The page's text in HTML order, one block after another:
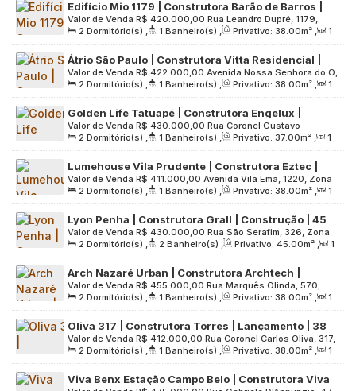
Edifício Mio 1179 | Construtora Barão de Barros |
Construção | 38 metros | 02 dormitórios | com
varanda | sem vaga
R$ 420.000,00
Valor de Venda
Rua Leandro Dupré, 1179,
Zona Sul, 04025-014, Vila Clementino, São Paulo, São Paulo,
Brasil
2 Dormitório(s) , 1 Banheiro(s) , Privativo: 38.00m² ,
1
Sala(s) , Útil: 38.00m² , Terreno: 442.00m²
Átrio São Paulo | Construtora Vitta Residencial |
Construção | 38 metros | 02 dormitórios | varanda
| 01 vaga
R$ 422.000,00
Valor de Venda
Avenida Nossa Senhora do Ó,
2050, Zona Norte, 02715-000, Limão, São Paulo, São Paulo,
Brasil
2 Dormitório(s) , 1 Banheiro(s) , Privativo: 38.00m² ,
1
Sala(s) , 1 Vaga(s) , Útil: 38.00m² , Terreno: 2100.00m²
Golden Life Tatuapé | Construtora Engelux |
Construção | 37 Metros | 02 Dormitórios | Varanda
| sem Vaga
R$ 430.000,00
Valor de Venda
Rua Coronel Gustavo
Santiago, 200, Zona Leste, 03069-030, Vila Zilda (Tatuapé),
São Paulo, São Paulo, Brasil
2 Dormitório(s) , 1 Banheiro(s) , Privativo: 37.00m² ,
1
Sala(s) , Útil: 37.00m² , Terreno: 2124.00m²
Lumehouse Vila Prudente | Construtora Eztec |
Construção | 38 metros | 02 dormitórios | varanda
| 01 vaga
R$ 411.000,00
Valor de Venda
Avenida Vila Ema, 1220, Zona
Leste, 03156-001, Vila Prudente, São Paulo, São Paulo, Brasil
2 Dormitório(s) , 1 Banheiro(s) , Privativo: 38.00m² ,
1
Sala(s) , 1 Vaga(s) , Útil: 38.00m² , Terreno: 2922.00m²
Lyon Penha | Construtora Grall | Construção | 45
metros | 02 dormitórios | suíte | varanda grill | 01
vaga
R$ 430.000,00
Valor de Venda
Rua São Serafim, 326, Zona
Leste, 03638-000, Penha de França, São Paulo, São Paulo,
Brasil
2 Dormitório(s) , 2 Banheiro(s) , Privativo: 45.00m² ,
1
Sala(s) , 1 Suíte(s) , 1 Vaga(s) , Útil: 45.00m² ,
Terreno:
2425.00m²
Arch Nazaré Urban | Construtora Archtech |
Construção | 38 metros | com varanda | sem vaga
R$ 455.000,00
Valor de Venda
Rua Marquês Olinda, 570,
Zona Sul, 04277-000, Vila Dom Pedro I, São Paulo, São
Paulo, Brasil
2 Dormitório(s) , 1 Banheiro(s) , Privativo: 38.00m² ,
1
Sala(s) , Útil: 38.00m² , Terreno: 1326.00m²
Oliva 317 | Construtora Torres | Lançamento | 38
metros | 02 dormitórios | com varanda | sem vaga
R$ 412.000,00
Valor de Venda
Rua Coronel Carlos Oliva, 317,
Zona Leste, 03067-010, Tatuapé, São Paulo, São Paulo,
Brasil
2 Dormitório(s) , 1 Banheiro(s) , Privativo: 38.00m² ,
1
Sala(s) , Útil: 38.00m² , Terreno: 807.00m²
Viva Benx Estação Campo Belo | Construtora Viva